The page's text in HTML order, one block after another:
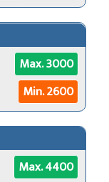
Max. 3000
Min. 2600
Max. 4400